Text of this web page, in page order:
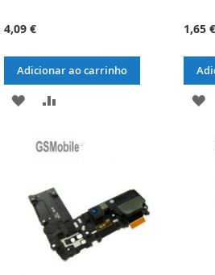
4,09 €
Adicionar ao carrinho
ADICIONAR
LISTA
DESEJOS
COMPARAÇÃO
1,65 €